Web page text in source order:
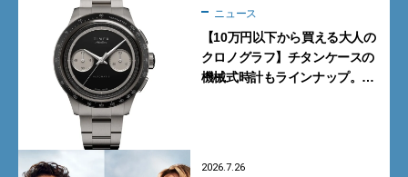
ニュース
【10万円以下から買える大人の
クロノグラフ】チタンケースの
機械式時計もラインナップ。タ
2026.7.26